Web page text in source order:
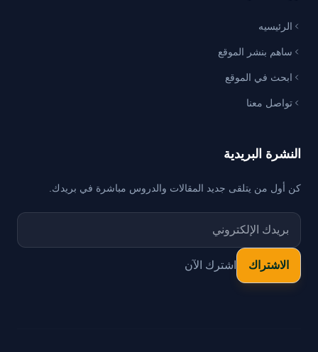
الرئيسيه
ساهم بنشر الموقع
ابحث في الموقع
تواصل معنا
النشرة البريدية
كن أول من يتلقى جديد المقالات والدروس مباشرة في بريدك.
اشترك الآن